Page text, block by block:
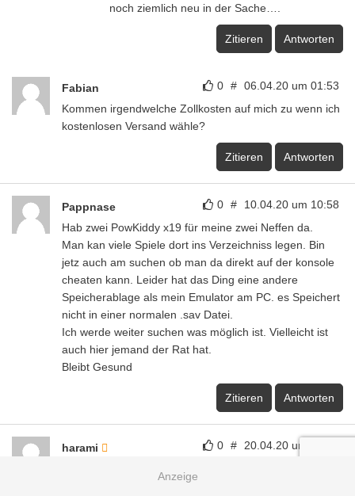
noch ziemlich neu in der Sache….
Zitieren Antworten
0 # 06.04.20 um 01:53
Fabian
Kommen irgendwelche Zollkosten auf mich zu wenn ich
kostenlosen Versand wähle?
Zitieren Antworten
0 # 10.04.20 um 10:58
Pappnase
Hab zwei PowKiddy x19 für meine zwei Neffen da.
Man kan viele Spiele dort ins Verzeichniss legen. Bin
jetz auch am suchen ob man da direkt auf der konsole
cheaten kann. Leider hat das Ding eine andere
Speicherablage als mein Emulator am PC. es Speichert
nicht in einer normalen .sav Datei.
Ich werde weiter suchen was möglich ist. Vielleicht ist
auch hier jemand der Rat hat.
Bleibt Gesund
Zitieren Antworten
0 # 20.04.20 um 15:17
harami